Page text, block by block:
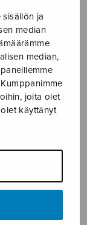
sisällön ja
median
median,
joita olet
käyttänyt